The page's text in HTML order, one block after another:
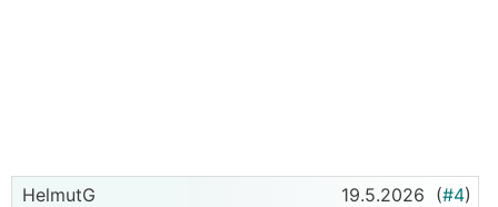
HelmutG 19.5.2026 (#4)